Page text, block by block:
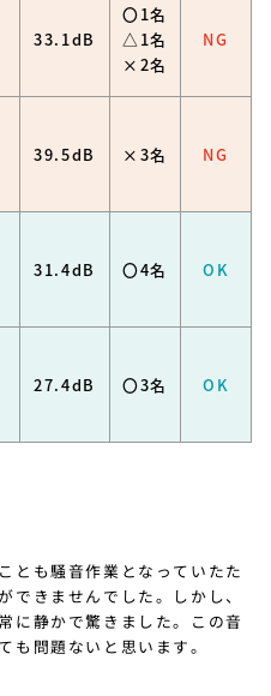
33.1dB
〇1名
△1名
×2名
NG
39.5dB ×3名 NG
31.4dB 〇4名 OK
27.4dB 〇3名 OK
とも騒音作業となっていたた
できませんでした。しかし、
に静かで驚きました。この音
も問題ないと思います。